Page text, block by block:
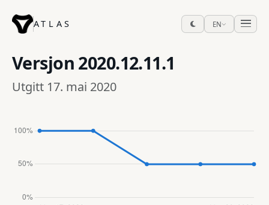
ATLAS EN
Versjon 2020.12.11.1
Utgitt 17. mai 2020